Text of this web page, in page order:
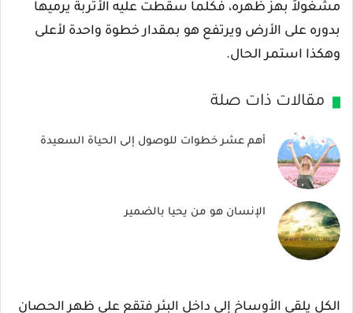
مشغولاً بهز ظهره، فكلما سقطت عليه الأتربة يرميها
بدوره على الأرض ويرتفع هو بمقدار خطوة واحدة لأعلى
وهكذا استمر الحال.
مقالات ذات صلة
أهم عشر خطوات للوصول إلى الحياة السعيدة
الإنسان هو من يحيا بالضمير
الكل يلقي الأوساخ إلى داخل البئر فتقع على ظهر الحصان